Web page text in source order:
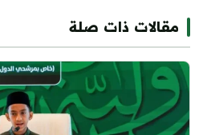
مقالات ذات صلة